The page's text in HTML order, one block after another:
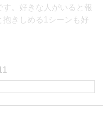
。好きな人がいると報
きしめる1シーンも好